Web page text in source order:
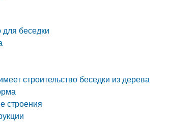
беседки
строительство беседки из дерева
строения